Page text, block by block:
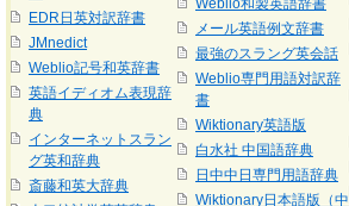
EDR日英対訳辞書
JMnedict
Weblio記号和英辞書
英語イディオム表現辞
典
インターネットスラン
グ英和辞典
斎藤和英大辞典
Weblio和製英語辞書
メール英語例文辞書
最強のスラング英会話
Weblio専門用語対訳辞
書
Wiktionary英語版
白水社 中国語辞典
日中中日専門用語辞典
Wiktionary日本語版（中